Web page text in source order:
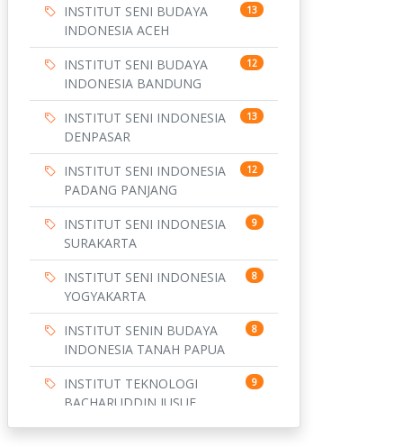
INSTITUT SENI BUDAYA
INDONESIA ACEH
13
INSTITUT SENI BUDAYA
INDONESIA BANDUNG
12
INSTITUT SENI INDONESIA
DENPASAR
13
INSTITUT SENI INDONESIA
PADANG PANJANG
12
INSTITUT SENI INDONESIA
SURAKARTA
9
INSTITUT SENI INDONESIA
YOGYAKARTA
8
INSTITUT SENIN BUDAYA
INDONESIA TANAH PAPUA
8
INSTITUT TEKNOLOGI
BACHARUDDIN JUSUF
9